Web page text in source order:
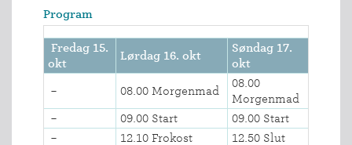
Program
Fredag 15.
okt
Lørdag 16. okt
Søndag 17.
okt
– 08.00 Morgenmad
08.00
Morgenmad
–
09.00 Start
09.00 Start
–
12.10 Frokost 12.50 Slut